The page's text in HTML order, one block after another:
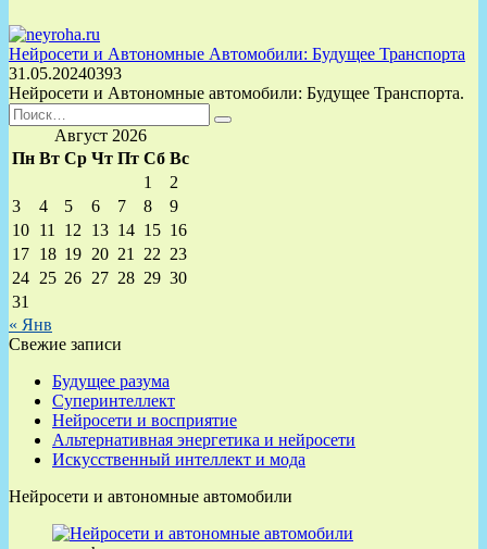
Нейросети и Автономные Автомобили: Будущее Транспорта
31.05.20240393
Нейросети и Автономные автомобили: Будущее Транспорта.
Search
for:
Август 2026
Пн Вт Ср Чт Пт Сб Вс
1
2
3
4 5 6 7 8
9
10 11 12 13 14 15 16
17 18 19 20 21 22 23
24 25 26 27 28 29 30
31
« Янв
Свежие записи
Будущее разума
Суперинтеллект
Нейросети и восприятие
Альтернативная энергетика и нейросети
Искусственный интеллект и мода
Нейросети и автономные автомобили